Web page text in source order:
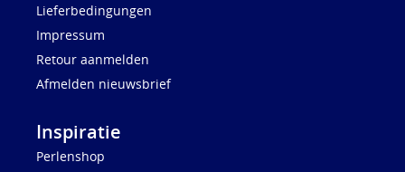
Lieferbedingungen
Impressum
Retour aanmelden
Afmelden nieuwsbrief
Inspiratie
Perlenshop